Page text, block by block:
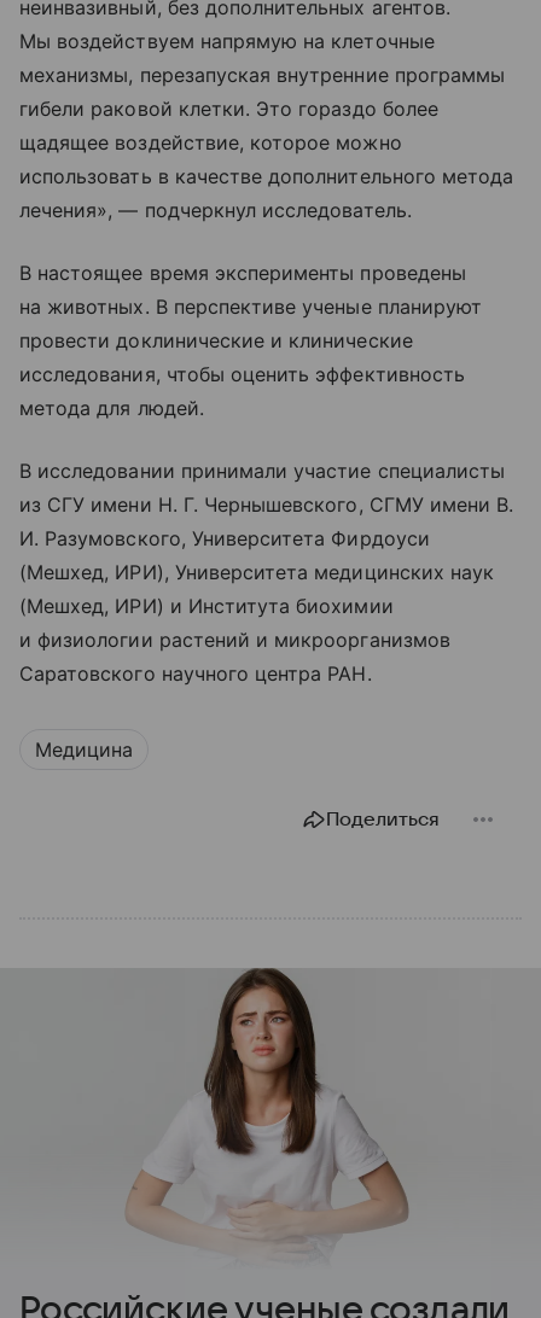
неинвазивный, без дополнительных агентов.
Мы воздействуем напрямую на клеточные
механизмы, перезапуская внутренние программы
гибели раковой клетки. Это гораздо более
щадящее воздействие, которое можно
использовать в качестве дополнительного метода
лечения», — подчеркнул исследователь.
В настоящее время эксперименты проведены
на животных. В перспективе ученые планируют
провести доклинические и клинические
исследования, чтобы оценить эффективность
метода для людей.
В исследовании принимали участие специалисты
из СГУ имени Н. Г. Чернышевского, СГМУ имени В.
И. Разумовского, Университета Фирдоуси
(Мешхед, ИРИ), Университета медицинских наук
(Мешхед, ИРИ) и Института биохимии
и физиологии растений и микроорганизмов
Саратовского научного центра РАН.
Медицина
Поделиться